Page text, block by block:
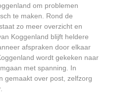
om problemen
te maken. Rond de
zo meer overzicht en
Koggenland blijft heldere
afspraken door elkaar
wordt gekeken naar
met spanning. In
gemaakt over post, zelfzorg